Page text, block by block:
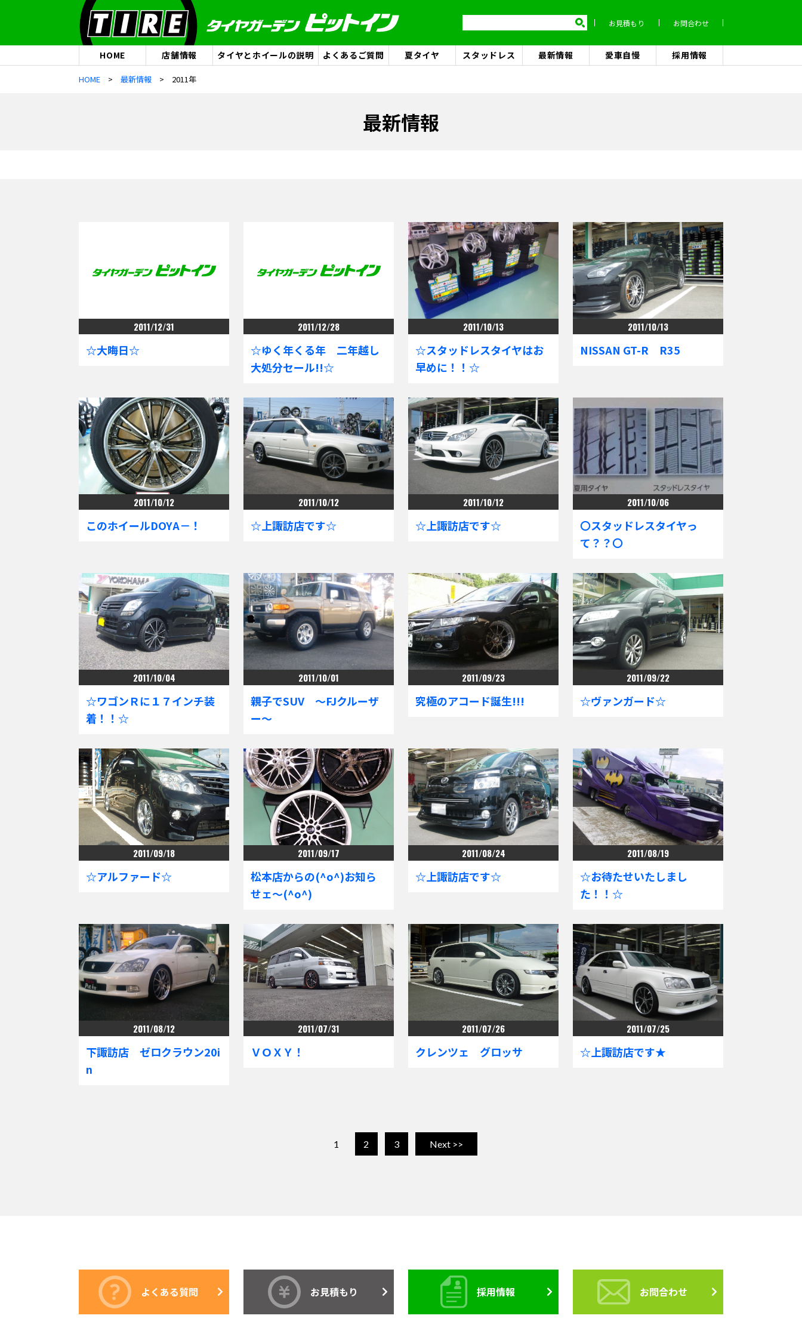
お見積もり お問合わせ
HOME 店舗情報 タイヤとホイールの説明 よくあるご質問 夏タイヤ スタッドレス 最新情報 愛車自慢 採用情報
HOME 最新情報 2011年
最新情報
2011/12/31
☆大晦日☆
2011/12/28
☆ゆく年くる年 二年越し
大処分セール!!☆
2011/10/13
☆スタッドレスタイヤはお
早めに！！☆
2011/10/13
NISSAN GT-R R35
2011/10/12
このホイールDOYA－！
2011/10/12
☆上諏訪店です☆
2011/10/12
☆上諏訪店です☆
2011/10/06
〇スタッドレスタイヤっ
て？？〇
2011/10/04
☆ワゴンＲに１７インチ装
着！！☆
2011/10/01
親子でSUV ～FJクルーザ
ー～
2011/09/23
究極のアコード誕生!!!
2011/09/22
☆ヴァンガード☆
2011/09/18
☆アルファード☆
2011/09/17
松本店からの(^o^)お知ら
せェ～(^o^)
2011/08/24
☆上諏訪店です☆
2011/08/19
☆お待たせいたしまし
た！！☆
2011/08/12
下諏訪店 ゼロクラウン20i
n
2011/07/31
ＶＯＸＹ！
2011/07/26
クレンツェ グロッサ
2011/07/25
☆上諏訪店です★
1 2 3 Next >>
よくある質問 お見積もり 採用情報 お問合わせ